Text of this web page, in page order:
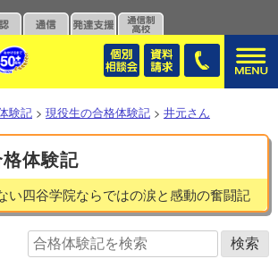
験記 > 現役生の合格体験記 > 井元さん
体験記
い四谷学院ならではの涙と感動の奮闘記